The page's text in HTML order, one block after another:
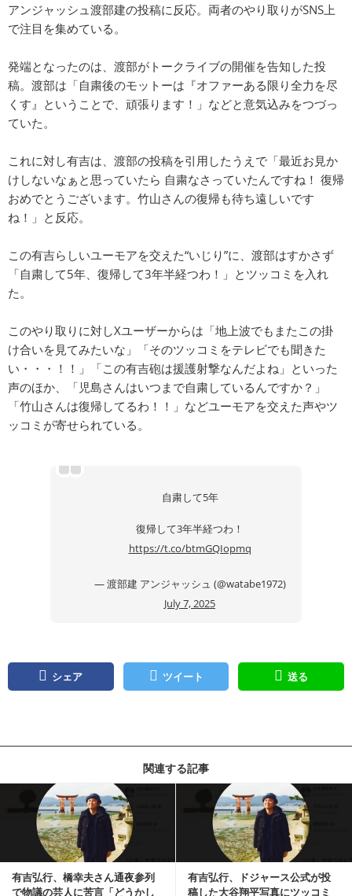
アンジャッシュ渡部建の投稿に反応。両者のやり取りがSNS上
で注目を集めている。
発端となったのは、渡部がトークライブの開催を告知した投
稿。渡部は「自粛後のモットーは『オファーある限り全力を尽
くす』ということで、頑張ります！」などと意気込みをつづっ
ていた。
これに対し有吉は、渡部の投稿を引用したうえで「最近お見か
けしないなぁと思っていたら 自粛なさっていたんですね！ 復帰
おめでとうございます。竹山さんの復帰も待ち遠しいです
ね！」と反応。
この有吉らしいユーモアを交えた“いじり”に、渡部はすかさず
「自粛して5年、復帰して3年半経つわ！」とツッコミを入れ
た。
このやり取りに対しXユーザーからは「地上波でもまたこの掛
け合いを見てみたいな」「そのツッコミをテレビでも聞きた
い・・・！！」「この有吉砲は援護射撃なんだよね」といった
声のほか、「児島さんはいつまで自粛しているんですか？」
「竹山さんは復帰してるわ！！」などユーモアを交えた声やツ
ッコミが寄せられている。
自粛して5年
復帰して3年半経つわ！
https://t.co/btmGQIopmq
— 渡部建 アンジャッシュ (@watabe1972)
July 7, 2025
シェア ツイート 送る
関連する記事
有吉弘行、橋幸夫さん通夜参列
で物議の芸人に苦言「どうかし
有吉弘行、ドジャース公式が投
稿した大谷翔平写真にツッコミ
記事を読む